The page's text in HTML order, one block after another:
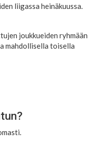
liigassa heinäkuussa.
joukkueiden ryhmään
mahdollisella toisella